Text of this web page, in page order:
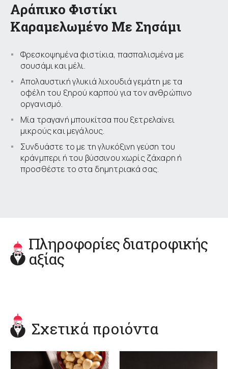
Αράπικο Φιστίκι
Καραμελωμένο Με Σησάμι
Φρεσκοψημένα φιστίκια, πασπαλισμένα με
σουσάμι και μέλι.
Απολαυστική γλυκιά λιχουδιά γεμάτη με τα
οφέλη του ξηρού καρπού για τον ανθρώπινο
οργανισμό.
Μία τραγανή μπουκίτσα που ξετρελαίνει
μικρούς και μεγάλους.
Συνδυάστε το με τη γλυκόξινη γεύση του
κράνμπερι ή του βύσσινου χωρίς ζάχαρη ή
προσθέστε το στα δημητριακά σας.
Πληροφορίες διατροφικής
αξίας
Σχετικά προιόντα